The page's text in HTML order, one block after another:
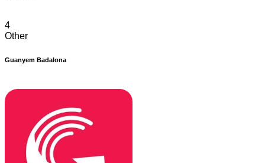
4
Other
Guanyem Badalona